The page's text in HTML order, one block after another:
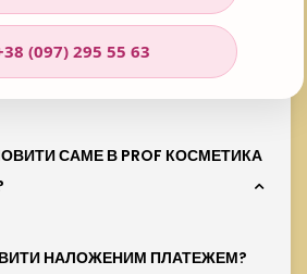
Prof косметика товар:
Holy Land Boldcare
САМЕ В PROF КОСМЕТИКА
НАЛОЖЕНИМ ПЛАТЕЖЕМ?
(097) 295 55 63